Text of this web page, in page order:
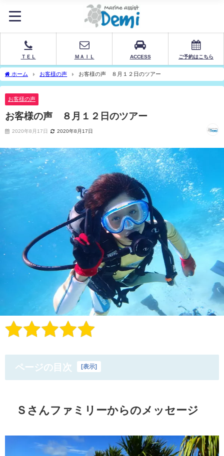
ＴＥＬ ＭＡＩＬ ACCESS ご予約はこちら
ホーム お客様の声 お客様の声 ８月１２日のツアー
お客様の声
お客様の声 ８月１２日のツアー
2020年8月17日 2020年8月17日
ページの目次 表示
Ｓさんファミリーからのメッセージ